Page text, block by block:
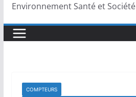
Environnement Santé et Société
COMPTEURS